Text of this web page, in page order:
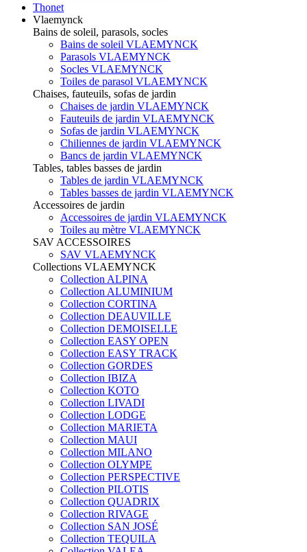
Thonet
Vlaemynck
Bains de soleil, parasols, socles
Bains de soleil VLAEMYNCK
Parasols VLAEMYNCK
Socles VLAEMYNCK
Toiles de parasol VLAEMYNCK
Chaises, fauteuils, sofas de jardin
Chaises de jardin VLAEMYNCK
Fauteuils de jardin VLAEMYNCK
Sofas de jardin VLAEMYNCK
Chiliennes de jardin VLAEMYNCK
Bancs de jardin VLAEMYNCK
Tables, tables basses de jardin
Tables de jardin VLAEMYNCK
Tables basses de jardin VLAEMYNCK
Accessoires de jardin
Accessoires de jardin VLAEMYNCK
Toiles au mètre VLAEMYNCK
SAV ACCESSOIRES
SAV VLAEMYNCK
Collections VLAEMYNCK
Collection ALPINA
Collection ALUMINIUM
Collection CORTINA
Collection DEAUVILLE
Collection DEMOISELLE
Collection EASY OPEN
Collection EASY TRACK
Collection GORDES
Collection IBIZA
Collection KOTO
Collection LIVADI
Collection LODGE
Collection MARIETA
Collection MAUI
Collection MILANO
Collection OLYMPE
Collection PERSPECTIVE
Collection PILOTIS
Collection QUADRIX
Collection RIVAGE
Collection SAN JOSÉ
Collection TEQUILA